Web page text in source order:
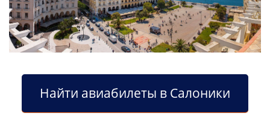
Найти авиабилеты в Салоники